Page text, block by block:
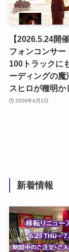
【2026.5.24開
フォンコンサー
100トラックに
ーディングの魔
スヒロが種明か
2026年4月1日
新着情報